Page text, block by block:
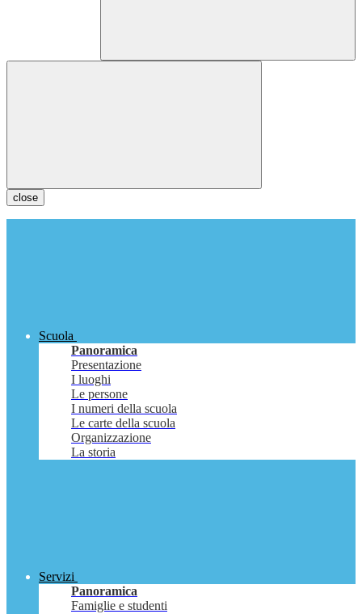
close
Scuola
Panoramica
Presentazione
I luoghi
Le persone
I numeri della scuola
Le carte della scuola
Organizzazione
La storia
Servizi
Panoramica
Famiglie e studenti